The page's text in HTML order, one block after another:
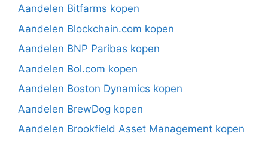
Aandelen Bitfarms kopen
Aandelen Blockchain.com kopen
Aandelen BNP Paribas kopen
Aandelen Bol.com kopen
Aandelen Boston Dynamics kopen
Aandelen BrewDog kopen
Aandelen Brookfield Asset Management kopen